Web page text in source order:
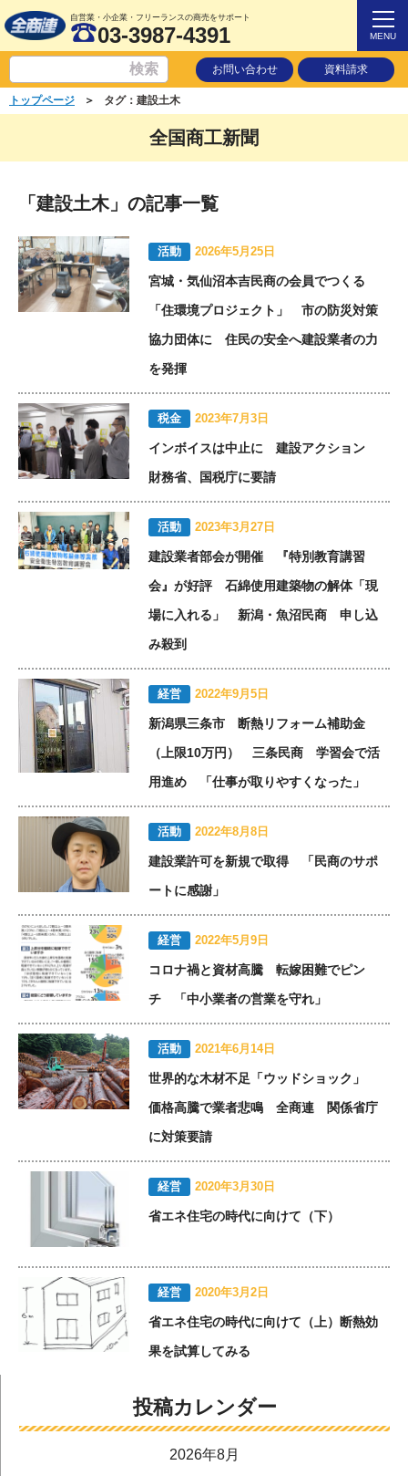
自営業・小企業・フリーランスの商売をサポート
03-3987-4391 MENU
お問い合わせ 資料請求
トップページ ＞ タグ：建設土木
全国商工新聞
「建設土木」の記事一覧
活動 2026年5月25日
宮城・気仙沼本吉民商の会員でつくる
「住環境プロジェクト」 市の防災対策
協力団体に 住民の安全へ建設業者の力
を発揮
税金 2023年7月3日
インボイスは中止に 建設アクション
財務省、国税庁に要請
活動 2023年3月27日
建設業者部会が開催 『特別教育講習
会』が好評 石綿使用建築物の解体「現
場に入れる」 新潟・魚沼民商 申し込
み殺到
経営 2022年9月5日
新潟県三条市 断熱リフォーム補助金
（上限10万円） 三条民商 学習会で活
用進め 「仕事が取りやすくなった」
活動 2022年8月8日
建設業許可を新規で取得 「民商のサポ
ートに感謝」
経営 2022年5月9日
コロナ禍と資材高騰 転嫁困難でピン
チ 「中小業者の営業を守れ」
活動 2021年6月14日
世界的な木材不足「ウッドショック」
価格高騰で業者悲鳴 全商連 関係省庁
に対策要請
経営 2020年3月30日
省エネ住宅の時代に向けて（下）
経営 2020年3月2日
省エネ住宅の時代に向けて（上）断熱効
果を試算してみる
投稿カレンダー
2026年8月